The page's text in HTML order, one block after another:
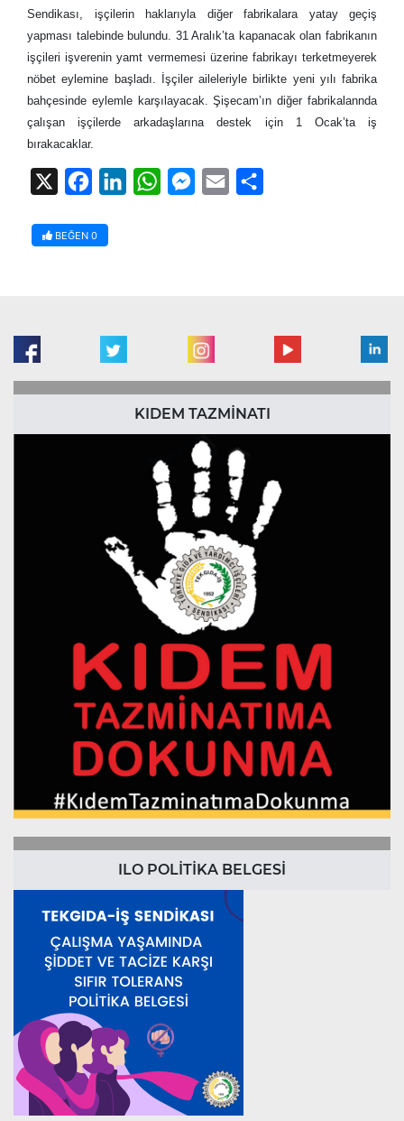
Sendikası, işçilerin haklarıyla diğer fabrikalara yatay geçiş
yapması talebinde bulundu. 31 Aralık’ta kapanacak olan fabrikanın
işçileri işverenin yamt vermemesi üzerine fabrikayı terketmeyerek
nöbet eylemine başladı. İşçiler aileleriyle birlikte yeni yılı fabrika
bahçesinde eylemle karşılayacak. Şişecam’ın diğer fabrikalannda
çalışan işçilerde arkadaşlarına destek için 1 Ocak’ta iş
bırakacaklar.
FacebookLinkedInWhatsAppMessenger
Email
BEĞEN 0
KIDEM TAZMİNATI
ILO POLİTİKA BELGESİ